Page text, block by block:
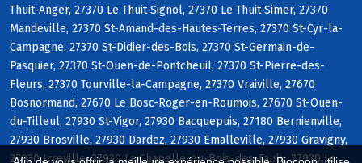
Thuit-Anger, 27370 Le Thuit-Signol, 27370 Le Thuit-Simer, 27370
Mandeville, 27370 St-Amand-des-Hautes-Terres, 27370 St-Cyr-la-
Campagne, 27370 St-Didier-des-Bois, 27370 St-Germain-de-
Pasquier, 27370 St-Ouen-de-Pontcheuil, 27370 St-Pierre-des-
Fleurs, 27370 Tourville-la-Campagne, 27370 Vraiville, 27670
Bosnormand, 27670 Le Bosc-Roger-en-Roumois, 27670 St-Ouen-
du-Tilleul, 27930 St-Vigor, 27930 Bacquepuis, 27180 Bernienville,
27930 Brosville, 27930 Dardez, 27930 Emalleville, 27930 Gravigny,
27930 Irreville, 27930 La Chapelle-du-Bois-des-Faulx, 27930 Le